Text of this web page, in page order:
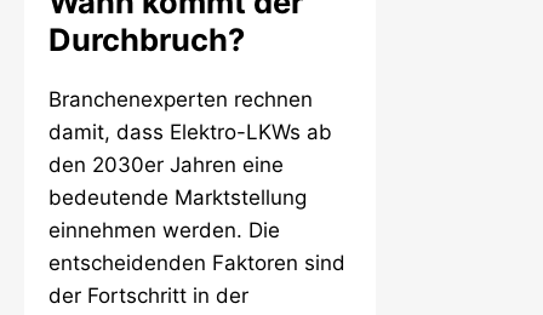
Durchbruch?
Branchenexperten rechnen
damit, dass Elektro-LKWs ab
den 2030er Jahren eine
bedeutende Marktstellung
einnehmen werden. Die
entscheidenden Faktoren sind
der Fortschritt in der